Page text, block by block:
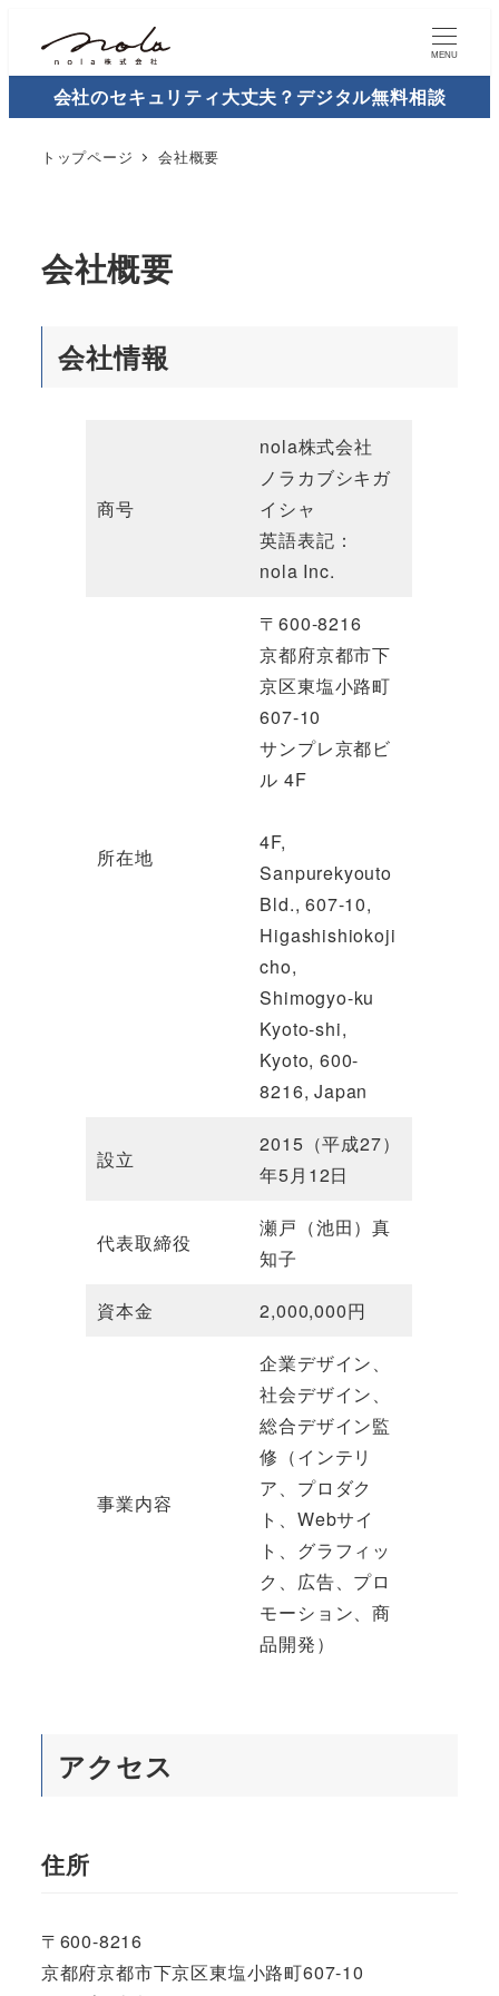
MENU
会社のセキュリティ大丈夫？デジタル無料相談
トップページ 会社概要
会社概要
会社情報
商号
nola株式会社
ノラカブシキガ
イシャ
英語表記：
nola Inc.
所在地
〒600-8216
京都府京都市下
京区東塩小路町
607-10
サンプレ京都ビ
ル 4F
4F,
Sanpurekyouto
Bld., 607-10,
Higashishiokoji
cho,
Shimogyo-ku
Kyoto-shi,
Kyoto, 600-
8216, Japan
設立
2015（平成27）
年5月12日
代表取締役
瀬戸（池田）真
知子
資本金 2,000,000円
事業内容
企業デザイン、
社会デザイン、
総合デザイン監
修（インテリ
ア、プロダク
ト、Webサイ
ト、グラフィッ
ク、広告、プロ
モーション、商
品開発）
アクセス
住所
〒600-8216
京都府京都市下京区東塩小路町607-10